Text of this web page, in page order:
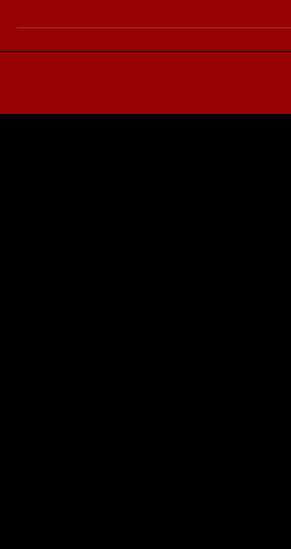
laissé derrière lui son village
d'enfance pour tenter sa chance en...